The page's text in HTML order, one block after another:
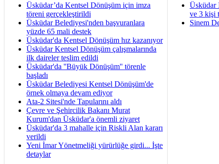
Üsküdar’da Kentsel Dönüşüm için imza
töreni gerçekleştirildi
Üsküdar Belediyesi'nden başvuranlara
yüzde 65 mali destek
Üsküdar'da Kentsel Dönüşüm hız kazanıyor
Üsküdar Kentsel Dönüşüm çalışmalarında
ilk daireler teslim edildi
Üsküdar'da ''Büyük Dönüşüm'' törenle
başladı
Üsküdar Belediyesi Kentsel Dönüşüm'de
örnek olmaya devam ediyor
Ata-2 Sitesi'nde Tapularını aldı
Çevre ve Şehircilik Bakanı Murat
Kurum'dan Üsküdar'a önemli ziyaret
Üsküdar'da 3 mahalle için Riskli Alan kararı
verildi
Yeni İmar Yönetmeliği yürürlüğe girdi... İşte
detaylar
Üsküdar
ve 3 kişi
Sinem